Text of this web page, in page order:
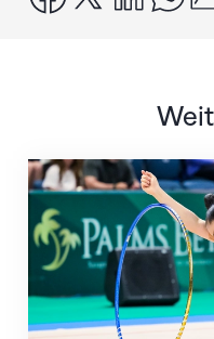
Nächster Halt: